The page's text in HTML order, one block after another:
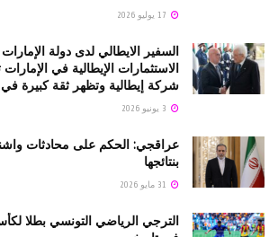
السفير الايطالي لدى دولة
شركة إيطالية وتظهر ثقة كبيرة في
عراقجي: الحكم على محادثات
بنتائجها